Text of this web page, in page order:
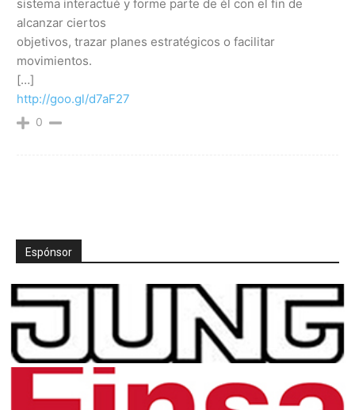
sistema interactué y forme parte de él con el fin de
alcanzar ciertos
objetivos, trazar planes estratégicos o facilitar
movimientos.
[…]
http://goo.gl/d7aF27
0
Espónsor